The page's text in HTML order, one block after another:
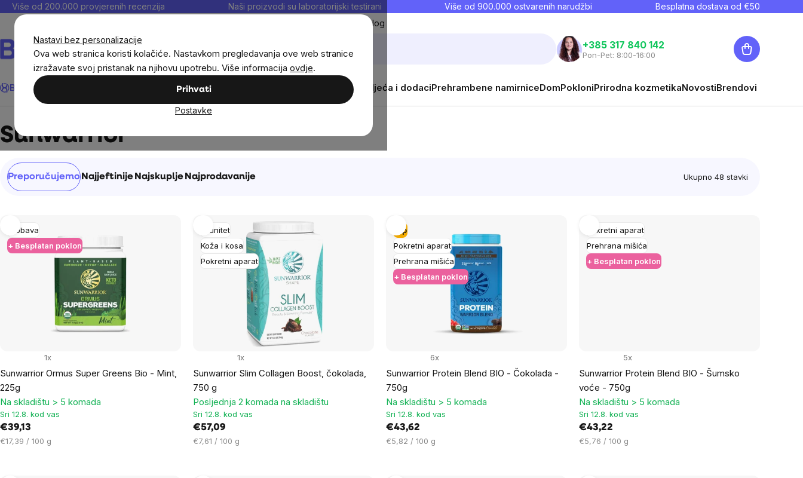
Nastavi bez personalizacije
Ova web stranica koristi kolačiće. Nastavkom pregledavanja ove web stranice
izražavate svoj pristanak na njihovu upotrebu. Više informacija ovdje.
Prihvati
Postavke
Preskoči
Više od 200.000 provjerenih recenzija Naši proizvodi su laboratorijski testirani Više od 900.000 ostvarenih narudžbi Besplatna dostava od €50
Blog
Traži
+385 317 840 142
Pon-Pet: 8:00-16:00
Košarica
BrainMax® Dodaci prehraniNoviteti Sportska odjeća i dodaciPrehrambene namirniceDomPokloniPrirodna kozmetikaNovostiBrendovi
Sunwarrior
Sortiranje
proizvoda
Preporučujemo Najjeftinije Najskuplje Najprodavanije Ukupno 48 stavki
List
of
products
Probava
+ Besplatan poklon
Sunwarrior Ormus Super Greens Bio - Mint,
225g
1x
Na skladištu > 5 komada
Sri 12.8. kod vas
€39,13
Cijena
€17,39 / 100 g
Imunitet
Koža i kosa
Pokretni aparat
Sunwarrior Slim Collagen Boost, čokolada,
750 g
1x
Posljednja 2 komada na skladištu
Sri 12.8. kod vas
€57,09
Cijena
€7,61 / 100 g
Tip
Pokretni aparat
Prehrana mišića
+ Besplatan poklon
Sunwarrior Protein Blend BIO - Čokolada -
750g
6x
Na skladištu > 5 komada
Sri 12.8. kod vas
€43,62
Cijena
€5,82 / 100 g
Pokretni aparat
Prehrana mišića
+ Besplatan poklon
Sunwarrior Protein Blend BIO - Šumsko
voće - 750g
5x
Na skladištu > 5 komada
Sri 12.8. kod vas
€43,22
Cijena
€5,76 / 100 g